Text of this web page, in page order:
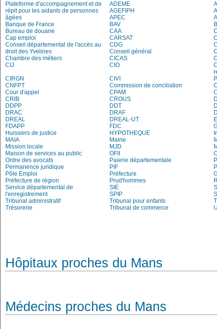
Plateforme d'accompagnement et de
répit pour les aidants de personnes
âgées
ADEME
AGEFIPH
APEC
Banque de France
BAV
Bureau de douane
CAA
Cap emploi
CARSAT
Conseil départemental de l'accès au
droit des Yvelines
CDG
Conseil général
Chambre des métiers
CICAS
CIJ
CIO
CIRGN
CIVI
CNFPT
Commission de conciliation
Cour d'appel
CPAM
CRIB
CROUS
DDPP
DDT
DRAC
DRAF
DREAL
DREAL-UT
FDAPP
FDC
Huissiers de justice
HYPOTHEQUE
MAIA
Mairie
Mission locale
MJD
Maison de services au public
OFII
Ordre des avocats
Paierie départementale
Permanence juridique
PIF
Pôle Emploi
Préfecture
Préfecture de région
Prud'hommes
Service départemental de
l'enregistrement
SIE
SPIP
Tribunal administratif
Tribunal pour enfants
Trésorerie
Tribunal de commerce
Hôpitaux proches du Mans
Médecins proches du Mans